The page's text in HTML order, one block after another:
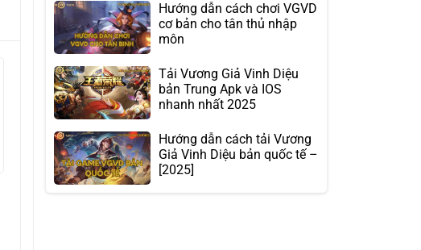
Hướng dẫn cách chơi VGVD
cơ bản cho tân thủ nhập
môn
Tải Vương Giả Vinh Diệu
bản Trung Apk và IOS
nhanh nhất 2025
Hướng dẫn cách tải Vương
Giả Vinh Diệu bản quốc tế –
[2025]